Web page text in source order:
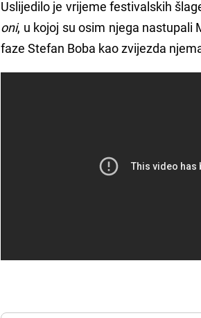
Uslijedilo je vrijeme festivalskih
oni, u kojoj su osim njega nastupali
faze Stefan Boba kao zvijezda